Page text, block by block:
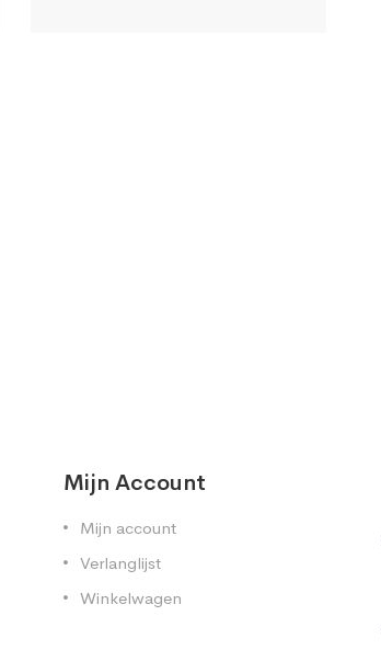
Mijn Account
Mijn account
Verlanglijst
Winkelwagen